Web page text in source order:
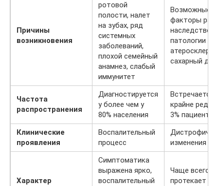
Причины
возникновения
ротовой
полости, налет
на зубах, ряд
системных
заболеваний,
плохой семейный
анамнез, слабый
иммунитет
Возможные
факторы
патологии
сахарный
Частота
распространения
Диагностируется
у более чем у
80% населения
Встречается
крайне
3%
Клинические
проявления
Воспалительный
процесс
изменения
Характер
Симптоматика
выражена ярко,
воспалительный
Чаще всего
протекает